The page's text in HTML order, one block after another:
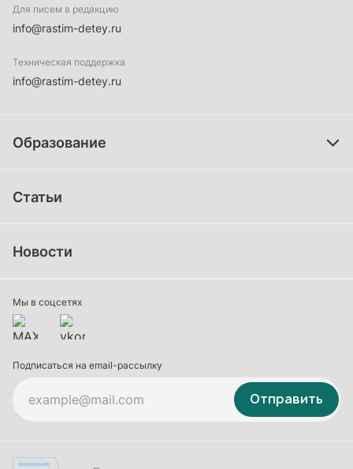
Для писем в редакцию
info@rastim-detey.ru
Техническая поддержка
info@rastim-detey.ru
Образование
Дополнительное образование
Статьи
Новости
Мы в соцсетях
Подписаться на email-рассылку
Отправить